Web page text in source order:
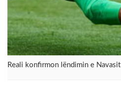
Reali konfirmon lëndimin e Navasit